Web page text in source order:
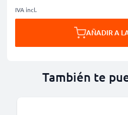
IVA incl.
AÑADIR A
También te